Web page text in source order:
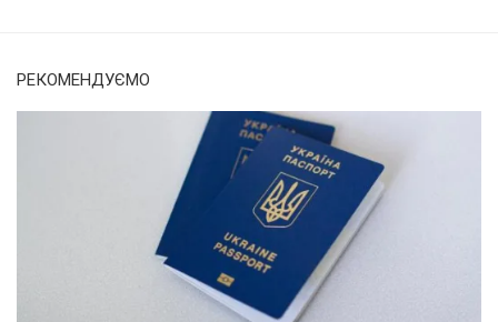
РЕКОМЕНДУЄМО